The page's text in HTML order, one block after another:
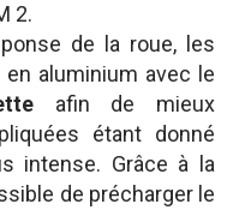
2.
de la roue, les
aluminium avec le
afin de mieux
étant donné
intense. Grâce à la
de précharger le